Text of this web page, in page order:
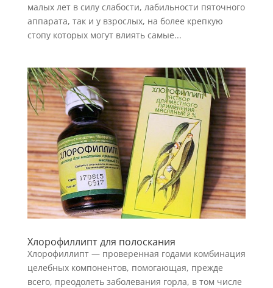
малых лет в силу слабости, лабильности пяточного
аппарата, так и у взрослых, на более крепкую
стопу которых могут влиять самые...
Хлорофиллипт для полоскания
Хлорофиллипт — проверенная годами комбинация
целебных компонентов, помогающая, прежде
всего, преодолеть заболевания горла, в том числе